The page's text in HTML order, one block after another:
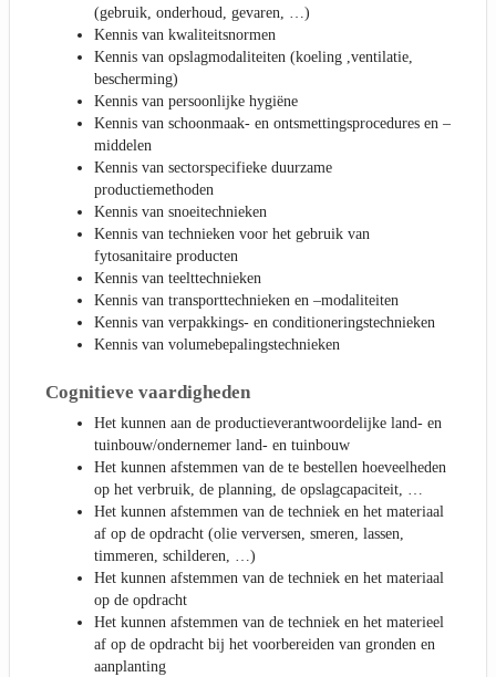
(gebruik, onderhoud, gevaren, …)
Kennis van kwaliteitsnormen
Kennis van opslagmodaliteiten (koeling ,ventilatie,
bescherming)
Kennis van persoonlijke hygiëne
Kennis van schoonmaak- en ontsmettingsprocedures en –
middelen
Kennis van sectorspecifieke duurzame
productiemethoden
Kennis van snoeitechnieken
Kennis van technieken voor het gebruik van
fytosanitaire producten
Kennis van teelttechnieken
Kennis van transporttechnieken en –modaliteiten
Kennis van verpakkings- en conditioneringstechnieken
Kennis van volumebepalingstechnieken
Cognitieve vaardigheden
Het kunnen aan de productieverantwoordelijke land- en
tuinbouw/ondernemer land- en tuinbouw
Het kunnen afstemmen van de te bestellen hoeveelheden
op het verbruik, de planning, de opslagcapaciteit, …
Het kunnen afstemmen van de techniek en het materiaal
af op de opdracht (olie verversen, smeren, lassen,
timmeren, schilderen, …)
Het kunnen afstemmen van de techniek en het materiaal
op de opdracht
Het kunnen afstemmen van de techniek en het materieel
af op de opdracht bij het voorbereiden van gronden en
aanplanting